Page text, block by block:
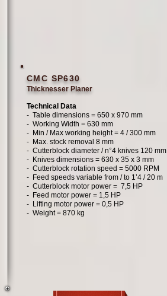
CMC SP630
Thicknesser Planer
Technical Data
- Table dimensions = 650 x 970 mm
- Working Width = 630 mm
- Min / Max working height = 4 / 300 mm
- Max. stock removal 8 mm
- Cutterblock diameter / n°4 knives 120 mm
- Knives dimensions = 630 x 35 x 3 mm
- Cutterblock rotation speed = 5000 RPM
- Feed speeds variable from / to 1’4 / 20 m
- Cutterblock motor power = 7,5 HP
- Feed motor power = 1,5 HP
- Lifting motor power = 0,5 HP
- Weight = 870 kg